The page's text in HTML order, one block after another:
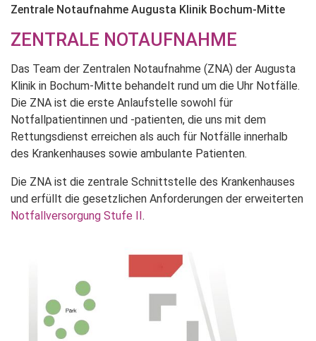
Zentrale Notaufnahme Augusta Klinik Bochum-Mitte
ZENTRALE NOTAUFNAHME
Das Team der Zentralen Notaufnahme (ZNA) der Augusta
Klinik in Bochum-Mitte behandelt rund um die Uhr Notfälle.
Die ZNA ist die erste Anlaufstelle sowohl für
Notfallpatientinnen und -patienten, die uns mit dem
Rettungsdienst erreichen als auch für Notfälle innerhalb
des Krankenhauses sowie ambulante Patienten.
Die ZNA ist die zentrale Schnittstelle des Krankenhauses
und erfüllt die gesetzlichen Anforderungen der erweiterten
Notfallversorgung Stufe II.